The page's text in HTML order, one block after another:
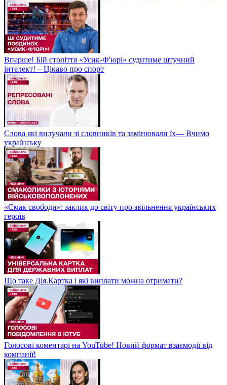
Вперше! Бій століття «Усик-Ф'юрі» судитиме штучний
інтелект! – Цікаво про спорт
Слова які вилучали зі словників та замінювали їх— Вчимо
українську
«Смак свободи»: заклик до світу про звільнення українських
героїв
Що таке Дія.Картка і які виплати можна отримати?
Голосові коментарі на YouTube! Новий формат взаємодії від
компанії!